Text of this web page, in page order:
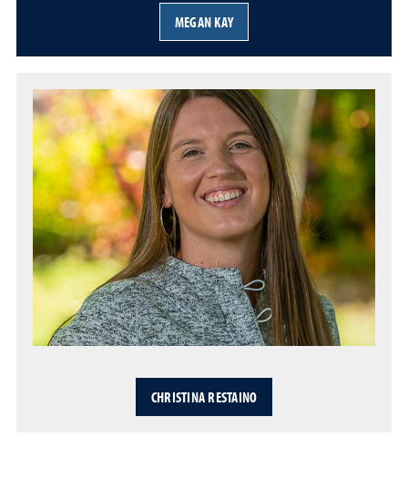
MEGAN KAY
CHRISTINA RESTAINO